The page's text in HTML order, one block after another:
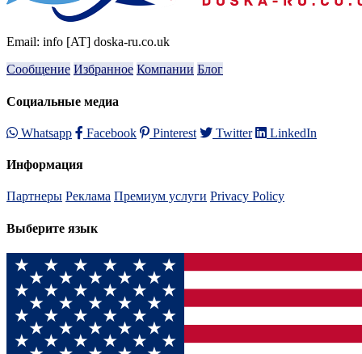
Email: info [AT] doska-ru.co.uk
Сообщение Избранное Компании Блог
Социальные медиа
Whatsapp Facebook Pinterest Twitter LinkedIn
Информация
Партнеры Реклама Премиум услуги Privacy Policy
Выберите язык